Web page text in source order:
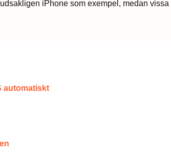
iPhone som exempel, medan
automatiskt